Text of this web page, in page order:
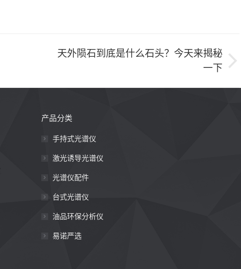
天外陨石到底是什么石头？今天来揭秘
一下
产品分类
手持式光谱仪
激光诱导光谱仪
光谱仪配件
台式光谱仪
油品环保分析仪
易诺严选